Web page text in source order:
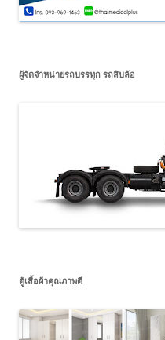
ผู้จัดจำหน่ายรถบรรทุก รถสิบล้อ
ตู้เสื้อผ้าคุณภาพดี